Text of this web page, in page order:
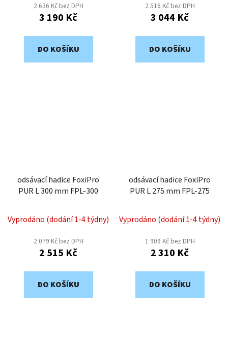
2 636 Kč bez DPH
3 190 Kč
DO KOŠÍKU
2 516 Kč bez DPH
3 044 Kč
DO KOŠÍKU
odsávací hadice FoxiPro
PUR L 300 mm FPL-300
Vyprodáno (dodání 1-4 týdny)
2 079 Kč bez DPH
2 515 Kč
DO KOŠÍKU
odsávací hadice FoxiPro
PUR L 275 mm FPL-275
Vyprodáno (dodání 1-4 týdny)
1 909 Kč bez DPH
2 310 Kč
DO KOŠÍKU